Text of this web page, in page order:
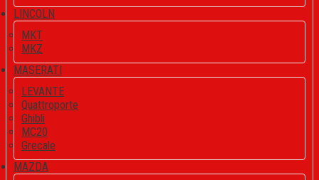
LINCOLN
MKT
MKZ
MASERATI
LEVANTE
Quattroporte
Ghibli
MC20
Grecale
MAZDA